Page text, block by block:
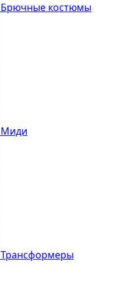
Брючные костюмы
Миди
Трансформеры